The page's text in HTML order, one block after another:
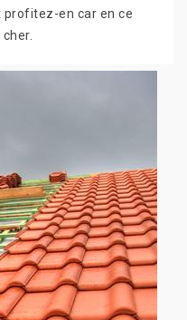
en car en ce